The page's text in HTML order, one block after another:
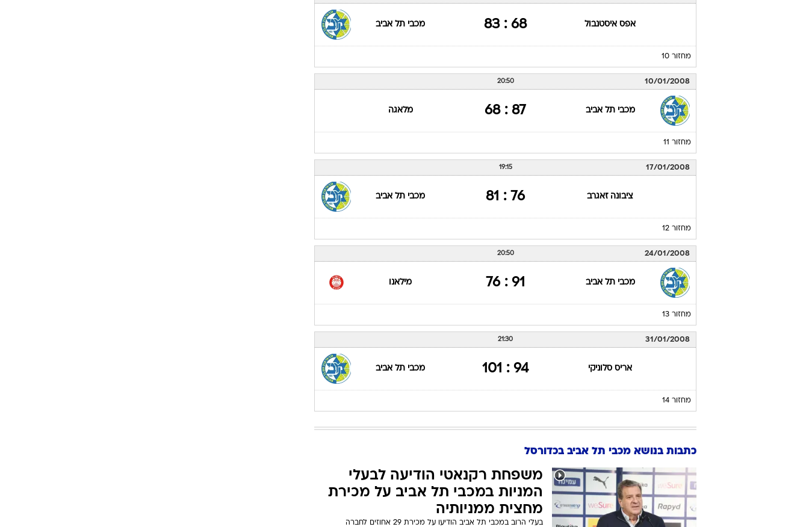
אפס איסטנבול 68 : 83 מכבי תל אביב
מחזור 10
10/01/2008
20:50
מכבי תל אביב 87 : 68 מלאגה
מחזור 11
17/01/2008
19:15
ציבונה זאגרב 76 : 81 מכבי תל אביב
מחזור 12
24/01/2008
20:50
מכבי תל אביב 91 : 76 מילאנו
מחזור 13
31/01/2008
21:30
אריס סלוניקי 94 : 101 מכבי תל אביב
מחזור 14
כתבות בנושא מכבי תל אביב בכדורסל
משפחת רקנאטי הודיעה לבעלי
המניות במכבי תל אביב על מכירת
מחצית ממניותיה
בעלי הרוב במכבי תל אביב הודיעו על מכירת 29 אחוזים לחברה